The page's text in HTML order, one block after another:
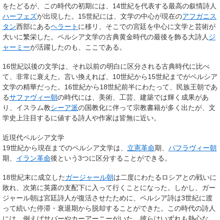
をたどるが、この時代の初期には、14世紀を代表する最高の叙情詩人
ハーフェズが出現した。15世紀には、文学の中心が現在のアフガニス
タン西部にあるヘラート に移リ、そこでの宮廷を中心に文学と芸術が
大いに繁栄した。ペルシア文学の古典黄金時代の最後を飾る大詩人 ジ
ャーミーが活躍したのも、ここである。
16世紀以後の文学は、それ以前の明白に区分される古典時代に比べ
て、非常に衰えた。言い換えれば、10世紀から15世紀までがペルシア
文学の精華だった。16世紀から18世紀前半にわたって、民族王朝であ
るサファヴィー朝の時代には、美術、工芸、建築では輝く成果があ
り、イスラム教シーア派の国教化に伴って宗教書籍が多く出たが、文
学史上注目するに値する詩人や作家は皆無に近い。
近現代ペルシア文学
19世紀から現在までのペルシア文学は、 立憲革命期、 パフラヴィー朝
期、 イラン革命後という3つに区分することができる。
18世紀末に成立したガージャール朝は二度にわたるロシアとの戦いに
敗れ、次第に英露の支配下に入って行くことになった。しかし、ガー
ジャール朝は宮廷詩人が復活させたために、ペルシア詩は3世紀に渡
って続いた停滞・衰退期から脱却することができた。この時代の詩人